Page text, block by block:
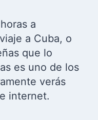
a
a Cuba, o
que lo
es uno de los
verás
internet.